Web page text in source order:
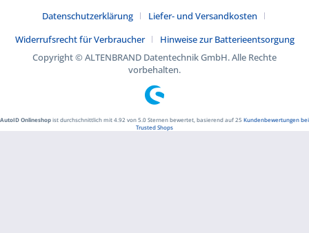
Datenschutzerklärung
Liefer- und Versandkosten
Widerrufsrecht für Verbraucher
Hinweise zur Batterieentsorgung
Copyright © ALTENBRAND Datentechnik GmbH. Alle Rechte
vorbehalten.
AutoID Onlineshopist durchschnittlich mit4.92 von5.0Sternen bewertet, basierend auf25 Kundenbewertungen bei
Trusted Shops